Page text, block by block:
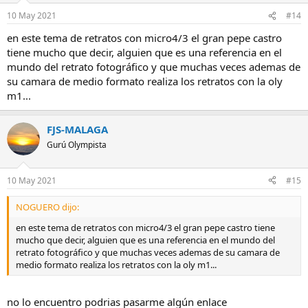
10 May 2021 #14
en este tema de retratos con micro4/3 el gran pepe castro
tiene mucho que decir, alguien que es una referencia en el
mundo del retrato fotográfico y que muchas veces ademas de
su camara de medio formato realiza los retratos con la oly
m1...
FJS-MALAGA
Gurú Olympista
10 May 2021 #15
NOGUERO dijo:
en este tema de retratos con micro4/3 el gran pepe castro tiene
mucho que decir, alguien que es una referencia en el mundo del
retrato fotográfico y que muchas veces ademas de su camara de
medio formato realiza los retratos con la oly m1...
no lo encuentro podrias pasarme algún enlace